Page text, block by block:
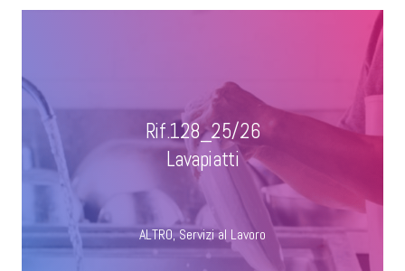
Rif.128_25/26
Lavapiatti
ALTRO,Servizi al Lavoro